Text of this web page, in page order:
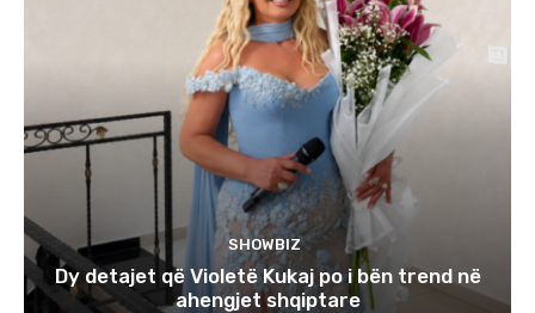
SHOWBIZ
Dy detajet që Violetë Kukaj po i bën trend në
ahengjet shqiptare